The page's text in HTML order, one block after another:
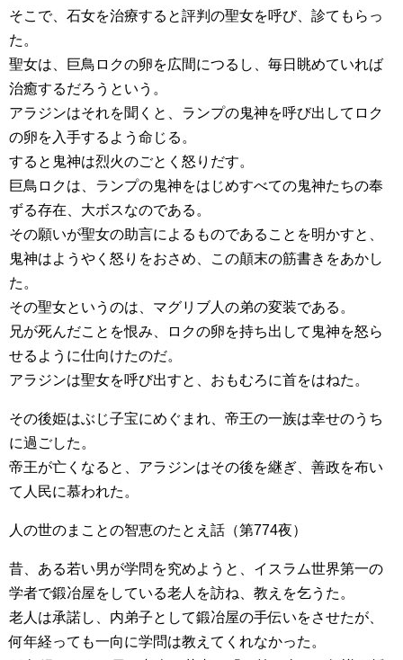
そこで、石女を治療すると評判の聖女を呼び、診てもらっ
た。
聖女は、巨鳥ロクの卵を広間につるし、毎日眺めていれば
治癒するだろうという。
アラジンはそれを聞くと、ランプの鬼神を呼び出してロク
の卵を入手するよう命じる。
すると鬼神は烈火のごとく怒りだす。
巨鳥ロクは、ランプの鬼神をはじめすべての鬼神たちの奉
ずる存在、大ボスなのである。
その願いが聖女の助言によるものであることを明かすと、
鬼神はようやく怒りをおさめ、この顛末の筋書きをあかし
た。
その聖女というのは、マグリブ人の弟の変装である。
兄が死んだことを恨み、ロクの卵を持ち出して鬼神を怒ら
せるように仕向けたのだ。
アラジンは聖女を呼び出すと、おもむろに首をはねた。
その後姫はぶじ子宝にめぐまれ、帝王の一族は幸せのうち
に過ごした。
帝王が亡くなると、アラジンはその後を継ぎ、善政を布い
て人民に慕われた。
人の世のまことの智恵のたとえ話（第774夜）
昔、ある若い男が学問を究めようと、イスラム世界第一の
学者で鍛冶屋をしている老人を訪ね、教えを乞うた。
老人は承諾し、内弟子として鍛冶屋の手伝いをさせたが、
何年経っても一向に学問は教えてくれなかった。